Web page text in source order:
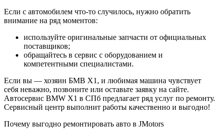
Если с автомобилем что-то случилось, нужно обратить
внимание на ряд моментов:
используйте оригинальные запчасти от официальных
поставщиков;
обращайтесь в сервис с оборудованием и
компетентными специалистами.
Если вы — хозяин БМВ X1, и любимая машина чувствует
себя неважно, позвоните или оставьте заявку на сайте.
Автосервис BMW X1 в СПб предлагает ряд услуг по ремонту.
Сервисный центр выполнит работы качественно и выгодно!
Почему выгодно ремонтировать авто в JMotors